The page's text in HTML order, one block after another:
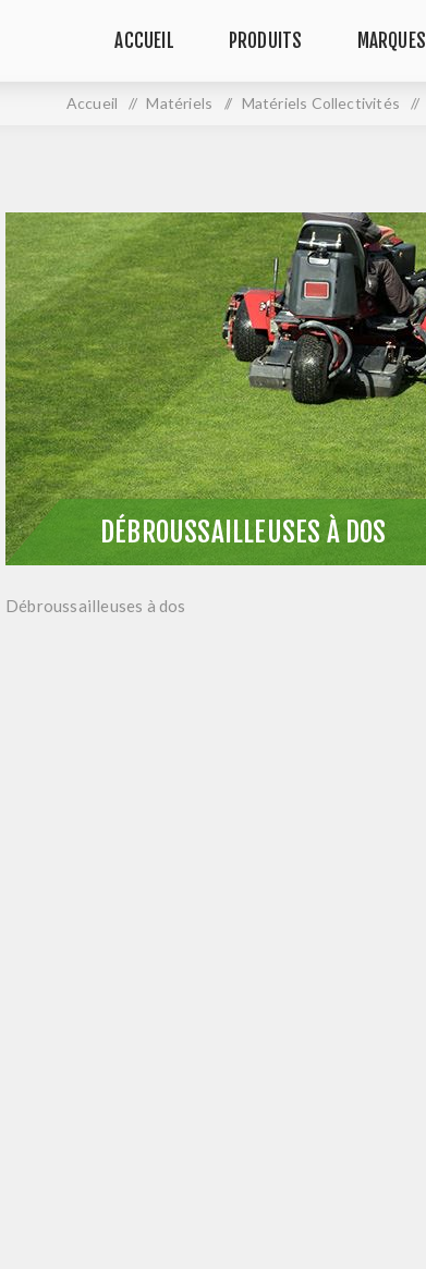
ACCUEIL PRODUITS MARQUES
Accueil / Matériels / Matériels Collectivités /
DÉBROUSSAILLEUSES À DOS
Débroussailleuses à dos